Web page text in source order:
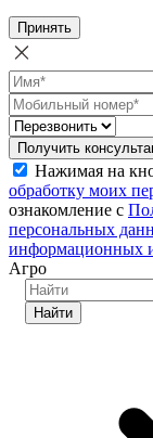
Принять
Получить
Нажимая на
обработку моих
ознакомление с
персональных
информационных
Агро
Найти